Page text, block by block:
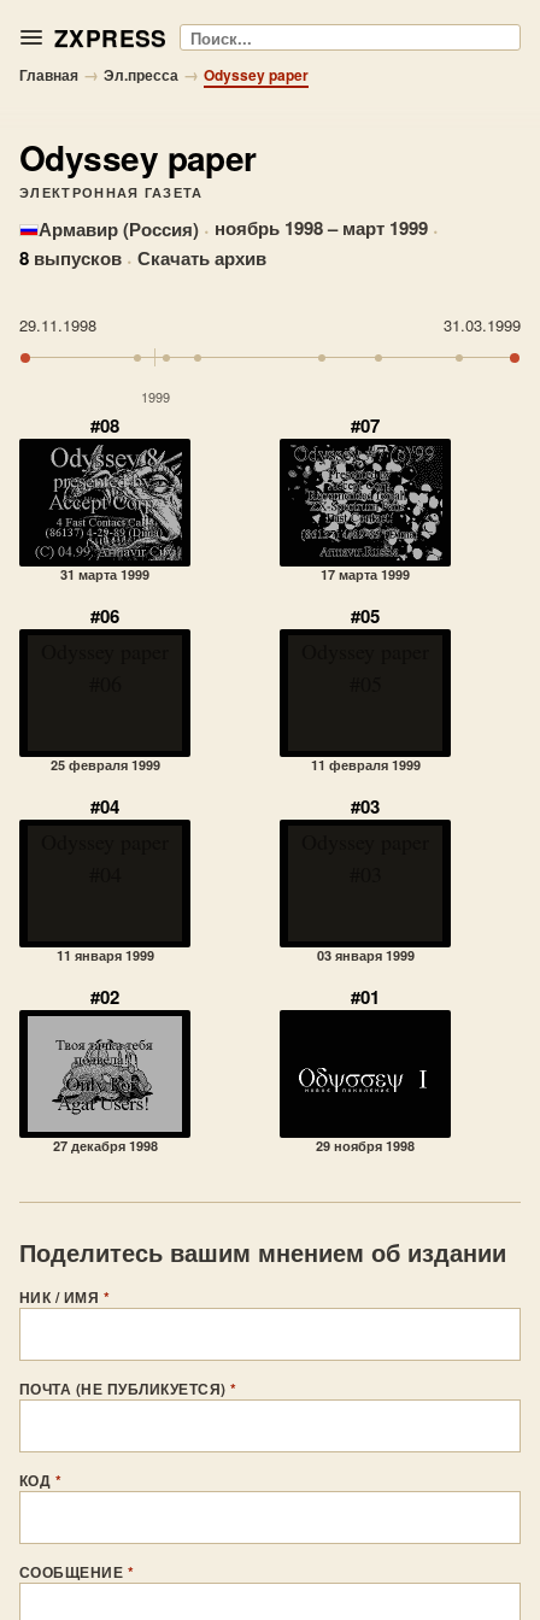
ZXPRESS Поиск
Главная → Эл.пресса → Odyssey paper
Odyssey paper
ЭЛЕКТРОННАЯ ГАЗЕТА
Армавир (Россия) · ноябрь 1998 – март 1999 ·
8 выпусков · Скачать архив
29.11.1998 31.03.1999
1999
#08
31 марта 1999
#07
17 марта 1999
#06
25 февраля 1999
#05
11 февраля 1999
#04
11 января 1999
#03
03 января 1999
#02
27 декабря 1998
#01
29 ноября 1998
Поделитесь вашим мнением об издании
НИК / ИМЯ *
ПОЧТА (НЕ ПУБЛИКУЕТСЯ)*
КОД *
СООБЩЕНИЕ *